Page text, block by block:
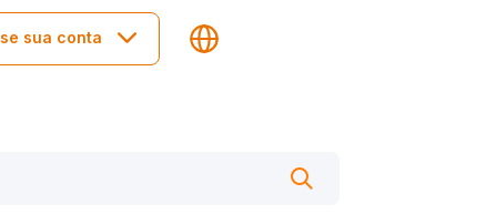
sua conta